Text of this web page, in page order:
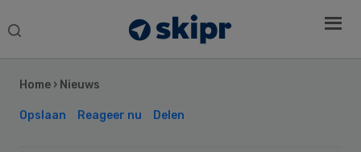
Search
Home › Nieuws
Opslaan Reageer nu Delen
Sidebar